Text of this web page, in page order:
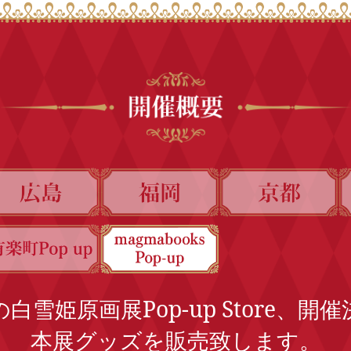
白雪姫原画展Pop-up Store、開
本展グッズを販売致します。